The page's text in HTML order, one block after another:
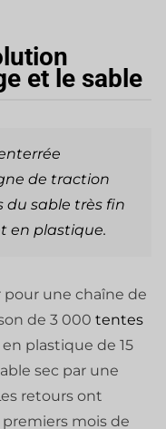
et le sable
de traction
du sable très fin
en plastique.
pour une chaîne de
de 3 000 tentes
plastique de 15
sec par une
retours ont
premiers mois de